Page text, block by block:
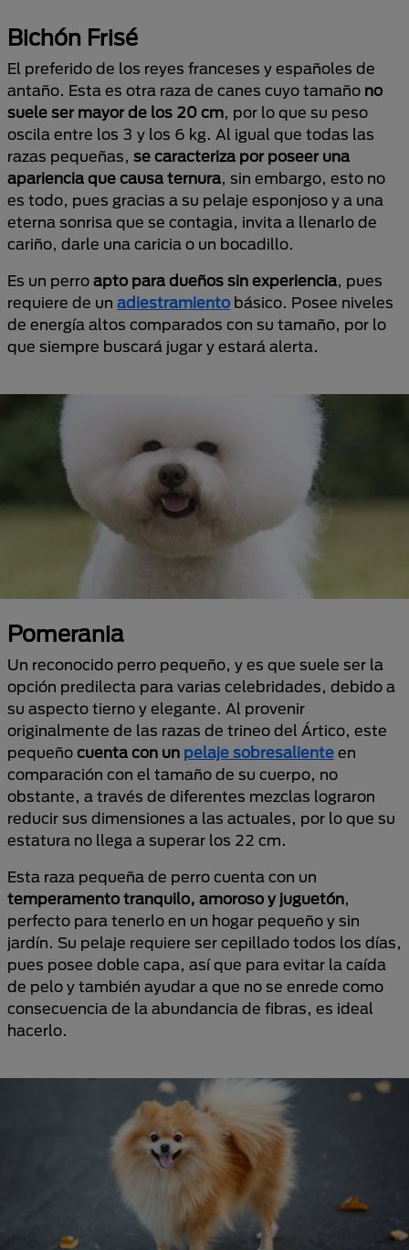
Bichón Frisé
El preferido de los reyes franceses y españoles de
antaño. Esta es otra raza de canes cuyo tamaño no
suele ser mayor de los 20 cm, por lo que su peso
oscila entre los 3 y los 6 kg. Al igual que todas las
razas pequeñas, se caracteriza por poseer una
apariencia que causa ternura, sin embargo, esto no
es todo, pues gracias a su pelaje esponjoso y a una
eterna sonrisa que se contagia, invita a llenarlo de
cariño, darle una caricia o un bocadillo.
Es un perro apto para dueños sin experiencia, pues
requiere de un adiestramiento básico. Posee niveles
de energía altos comparados con su tamaño, por lo
que siempre buscará jugar y estará alerta.
Pomerania
Un reconocido perro pequeño, y es que suele ser la
opción predilecta para varias celebridades, debido a
su aspecto tierno y elegante. Al provenir
originalmente de las razas de trineo del Ártico, este
pequeño cuenta con un pelaje sobresaliente en
comparación con el tamaño de su cuerpo, no
obstante, a través de diferentes mezclas lograron
reducir sus dimensiones a las actuales, por lo que su
estatura no llega a superar los 22 cm.
Esta raza pequeña de perro cuenta con un
temperamento tranquilo, amoroso y juguetón,
perfecto para tenerlo en un hogar pequeño y sin
jardín. Su pelaje requiere ser cepillado todos los días,
pues posee doble capa, así que para evitar la caída
de pelo y también ayudar a que no se enrede como
consecuencia de la abundancia de fibras, es ideal
hacerlo.